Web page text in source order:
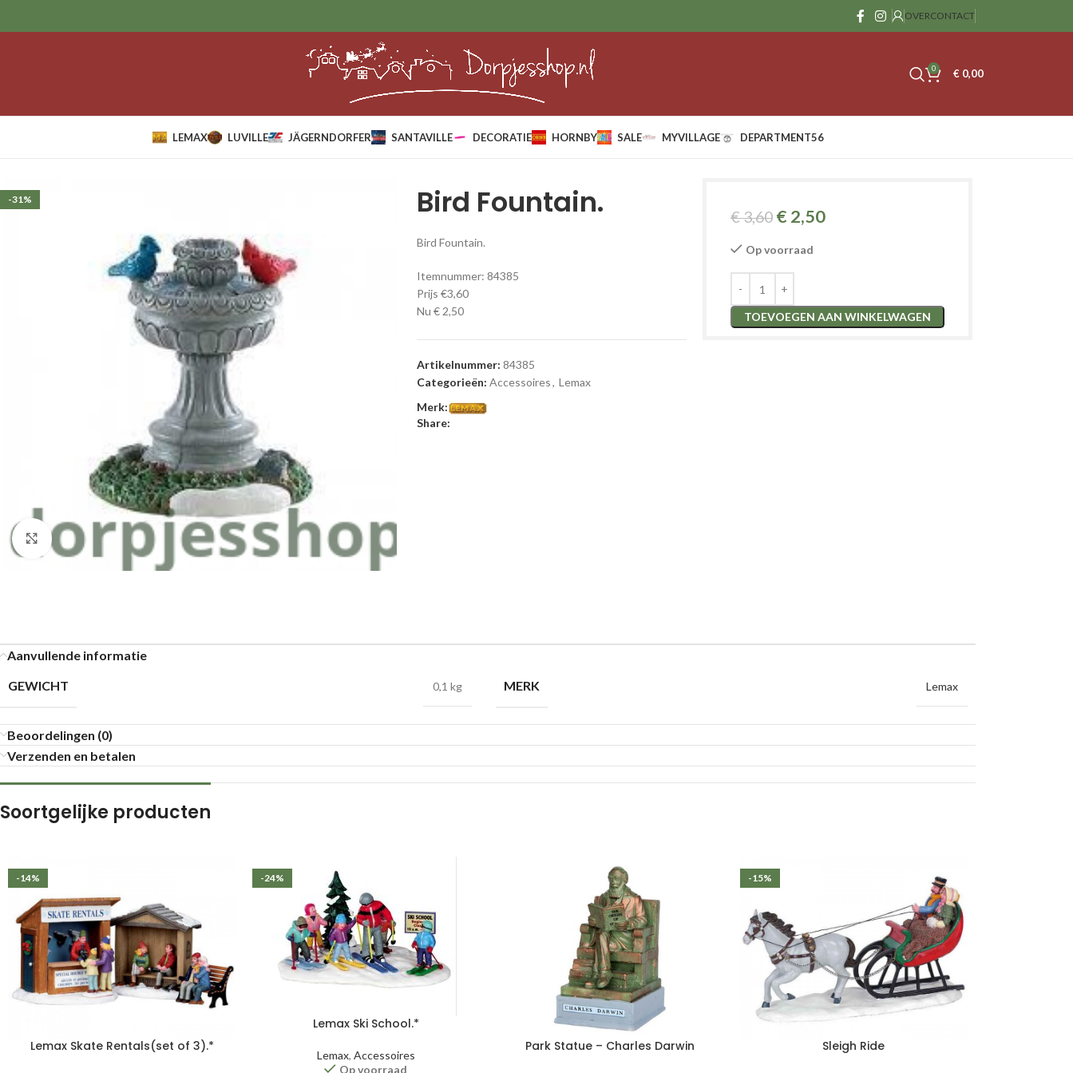
OVERCONTACT
0 € 0,00
LEMAX LUVILLE JÄGERNDORFER SANTAVILLE DECORATIE HORNBY SALE MYVILLAGE DEPARTMENT56
-31%
Klik om te vergroten
Bird Fountain.
Bird Fountain.
Itemnummer: 84385
Prijs €3,60
Nu € 2,50
€3,60 € 2,50
Op voorraad
TOEVOEGEN AAN WINKELWAGEN
Artikelnummer: 84385
Categorieën: Accessoires, Lemax
Merk:
Share:
Aanvullende informatie
GEWICHT
0,1 kg MERK Lemax
Beoordelingen (0)
Verzenden en betalen
Soortgelijke producten
-14%
Lemax Skate Rentals(set of 3).*
-24%
Lemax Ski School.*
Lemax, Accessoires
Op voorraad
Park Statue – Charles Darwin
-15%
Sleigh Ride